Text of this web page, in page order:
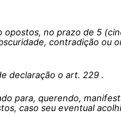
opostos, no prazo de 5
contradição ou
declaração o art. 229 .
para, querendo,
caso seu eventual